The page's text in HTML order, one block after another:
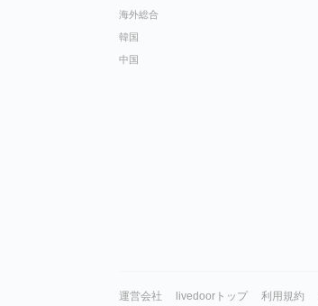
海外総合
韓国
中国
運営会社 livedoorトップ 利用規約